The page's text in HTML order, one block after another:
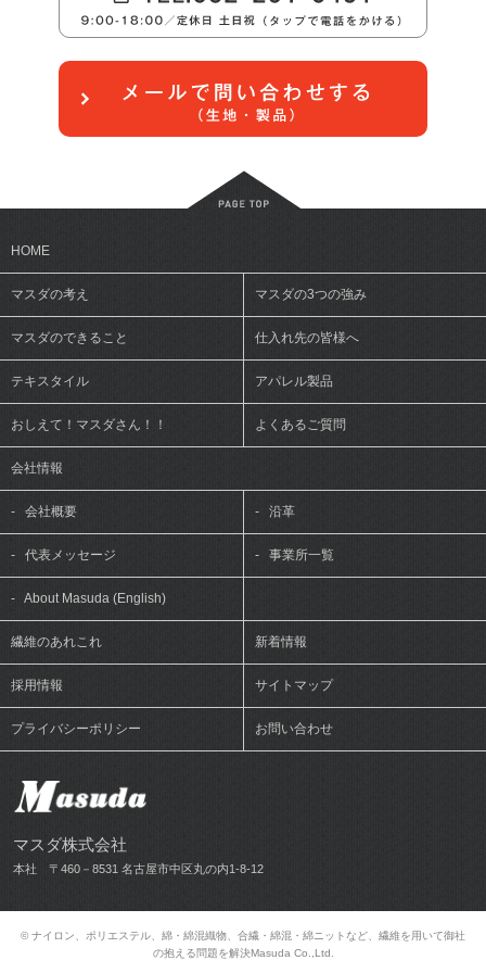
HOME
マスダの考え マスダの3つの強み
マスダのできること 仕入れ先の皆様へ
テキスタイル アパレル製品
おしえて！マスダさん！！ よくあるご質問
会社情報
- 会社概要 - 沿革
- 代表メッセージ - 事業所一覧
- About Masuda (English)
繊維のあれこれ 新着情報
採用情報 サイトマップ
プライバシーポリシー お問い合わせ
マスダ株式会社
本社 〒460－8531 名古屋市中区丸の内1-8-12
© ナイロン、ポリエステル、綿・綿混織物、合繊・綿混・綿ニットなど、繊維を用いて御社
の抱える問題を解決Masuda Co.,Ltd.